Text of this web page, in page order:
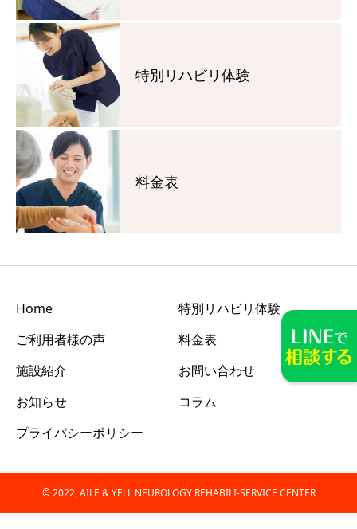
特別リハビリ体験
料金表
Home
特別リハビリ体験
ご利用者様の声
料金表
施設紹介
お問い合わせ
お知らせ
コラム
プライバシーポリシー
© 2022, AILE & YELL NEUROLOGY REHABILI-SERVICE CENTER